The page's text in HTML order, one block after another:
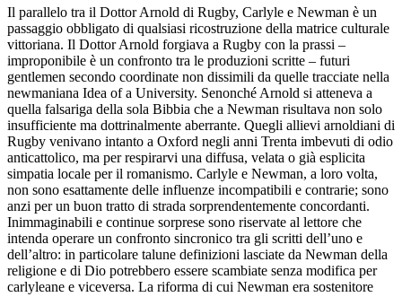
Il parallelo tra il Dottor Arnold di Rugby, Carlyle e Newman è un
passaggio obbligato di qualsiasi ricostruzione della matrice culturale
vittoriana. Il Dottor Arnold forgiava a Rugby con la prassi –
improponibile è un confronto tra le produzioni scritte – futuri
gentlemen secondo coordinate non dissimili da quelle tracciate nella
newmaniana Idea of a University. Senonché Arnold si atteneva a
quella falsariga della sola Bibbia che a Newman risultava non solo
insufficiente ma dottrinalmente aberrante. Quegli allievi arnoldiani di
Rugby venivano intanto a Oxford negli anni Trenta imbevuti di odio
anticattolico, ma per respirarvi una diffusa, velata o già esplicita
simpatia locale per il romanismo. Carlyle e Newman, a loro volta,
non sono esattamente delle influenze incompatibili e contrarie; sono
anzi per un buon tratto di strada sorprendentemente concordanti.
Inimmaginabili e continue sorprese sono riservate al lettore che
intenda operare un confronto sincronico tra gli scritti dell’uno e
dell’altro: in particolare talune definizioni lasciate da Newman della
religione e di Dio potrebbero essere scambiate senza modifica per
carlyleane e viceversa. La riforma di cui Newman era sostenitore